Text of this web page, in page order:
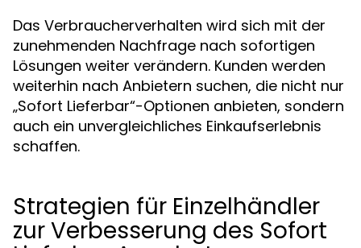
Das Verbraucherverhalten wird sich mit der
zunehmenden Nachfrage nach sofortigen
Lösungen weiter verändern. Kunden werden
weiterhin nach Anbietern suchen, die nicht nur
„Sofort Lieferbar“-Optionen anbieten, sondern
auch ein unvergleichliches Einkaufserlebnis
schaffen.
Strategien für Einzelhändler
zur Verbesserung des Sofort